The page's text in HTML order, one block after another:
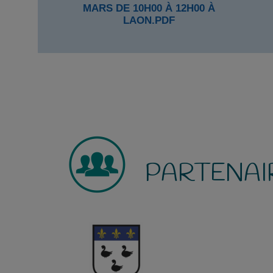
MARS DE 10H00 À 12H00 À
LAON.PDF